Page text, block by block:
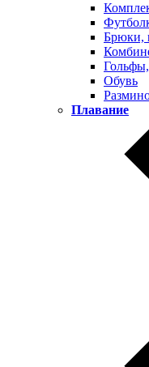
Брюки,
Обувь
Плавание